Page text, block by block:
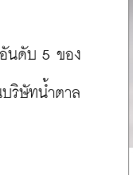
นดับ 5 ของ
ริษัทน้ำตาล